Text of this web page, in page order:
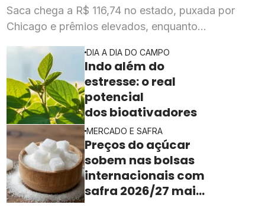
Saca chega a R$ 116,74 no estado, puxada por
Chicago e prêmios elevados, enquanto
rentabilidade
DIA A DIA DO CAMPO
Indo além do
estresse: o real
potencial
dos bioativadores
MERCADO E SAFRA
Preços do açúcar
sobem nas bolsas
internacionais com
safra 2026/27 mais